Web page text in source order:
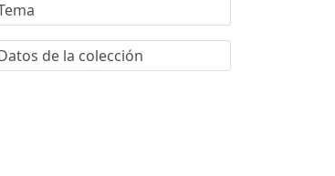
de la colección